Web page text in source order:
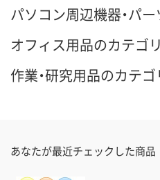
パソコン周辺機器・パ
オフィス用品のカテゴ
作業・研究用品のカテゴ
あなたが最近チェックした商品